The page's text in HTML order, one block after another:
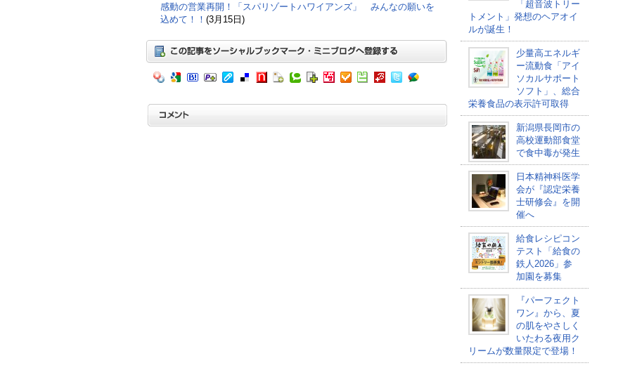
感動の営業再開！「スパリゾートハワイアンズ」 みんなの願いを
込めて！！ (3月15日)
「超音波トリー
トメント」発想のヘアオイ
ルが誕生！
少量高エネルギ
ー流動食「アイ
ソカルサポート
ソフト」、総合
栄養食品の表示許可取得
新潟県長岡市の
高校運動部食堂
で食中毒が発生
日本精神科医学
会が『認定栄養
士研修会』を開
催へ
給食レシピコン
テスト「給食の
鉄人2026」参
加園を募集
『パーフェクト
ワン』から、夏
の肌をやさしく
いたわる夜用ク
リームが数量限定で登場！